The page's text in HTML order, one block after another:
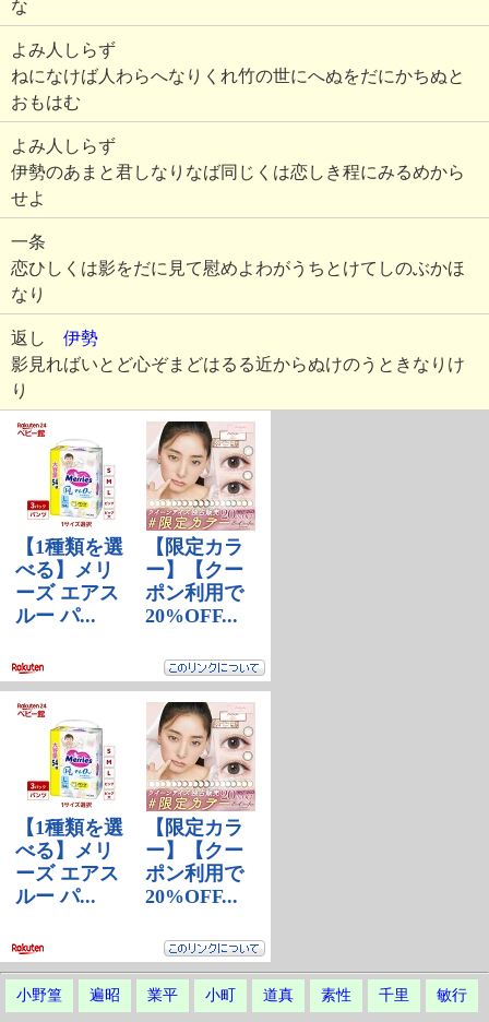
な
よみ人しらず
ねになけば人わらへなりくれ竹の世にへぬをだにかちぬと
おもはむ
よみ人しらず
伊勢のあまと君しなりなば同じくは恋しき程にみるめから
せよ
一条
恋ひしくは影をだに見て慰めよわがうちとけてしのぶかほ
なり
返し 伊勢
影見ればいとど心ぞまどはるる近からぬけのうときなりけ
り
小野篁 遍昭 業平 小町 道真 素性 千里 敏行